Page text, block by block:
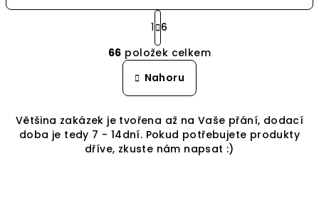
O
v
l
á
a
c
í
S
t
r
á
n
k
o
á
n
í
1 6
66 položek celkem
Nahoru
Většina zakázek je tvořena až na Vaše přání, dodací
doba je tedy 7 - 14dní. Pokud potřebujete produkty
dříve, zkuste nám napsat :)